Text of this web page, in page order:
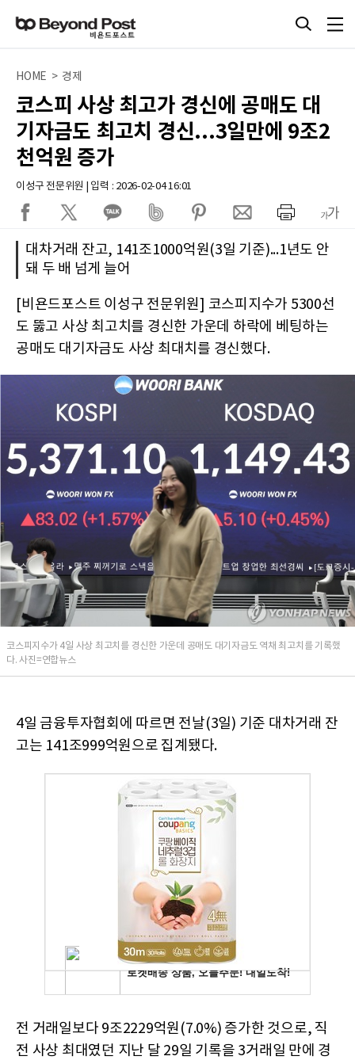
HOME > 경제
코스피 사상 최고가 경신에 공매도 대
기자금도 최고치 경신...3일만에 9조2
천억원 증가
이성구 전문위원 | 입력 : 2026-02-04 16:01
대차거래 잔고, 141조1000억원(3일 기준)...1년도 안
돼 두 배 넘게 늘어
[비욘드포스트 이성구 전문위원] 코스피지수가 5300선
도 뚫고 사상 최고치를 경신한 가운데 하락에 베팅하는
공매도 대기자금도 사상 최대치를 경신했다.
코스피지수가 4일 사상 최고치를 경신한 가운데 공매도 대기자금도 역채 최고치를 기록했
다. 사진=연합뉴스
4일 금융투자협회에 따르면 전날(3일) 기준 대차거래 잔
고는 141조999억원으로 집계됐다.
전 거래일보다 9조2229억원(7.0%) 증가한 것으로, 직
전 사상 최대였던 지난 달 29일 기록을 3거래일 만에 경